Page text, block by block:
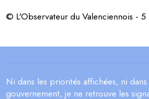
© L'Observateur du Valenciennois -
Ni dans les priorités affichées, ni
gouvernement, je ne retrouve les